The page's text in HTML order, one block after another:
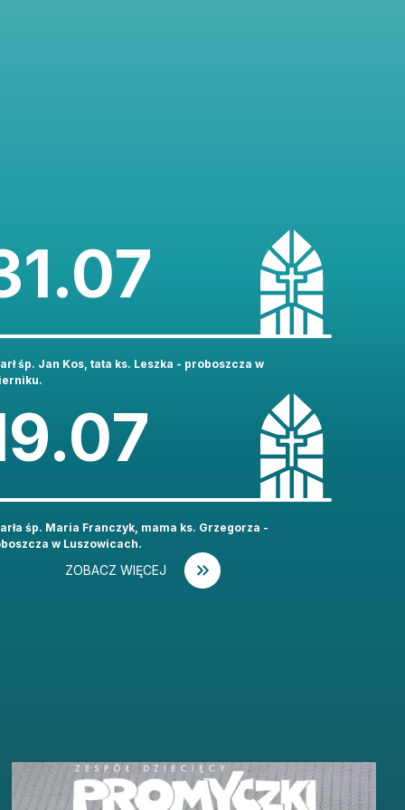
śp. Jan Kos, tata ks. Leszka - proboszcza w
śp. Maria Franczyk, mama ks. Grzegorza -
w Luszowicach.
ZOBACZ WIĘCEJ